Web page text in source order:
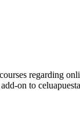
regarding
on to